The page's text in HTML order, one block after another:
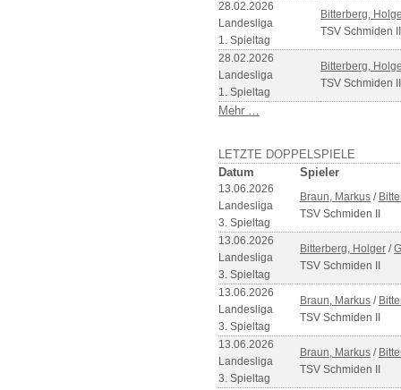
28.02.2026
Landesliga
1. Spieltag
Bitterberg,
TSV Schmiden II
28.02.2026
Landesliga
1. Spieltag
Bitterberg,
TSV Schmiden II
Mehr …
LETZTE DOPPELSPIELE
Datum
Spieler
13.06.2026
Landesliga
3. Spieltag
Braun, Markus /
TSV Schmiden II
13.06.2026
Landesliga
3. Spieltag
Bitterberg, Holger /
TSV Schmiden II
13.06.2026
Landesliga
3. Spieltag
Braun, Markus /
TSV Schmiden II
13.06.2026
Landesliga
3. Spieltag
Braun, Markus /
TSV Schmiden II